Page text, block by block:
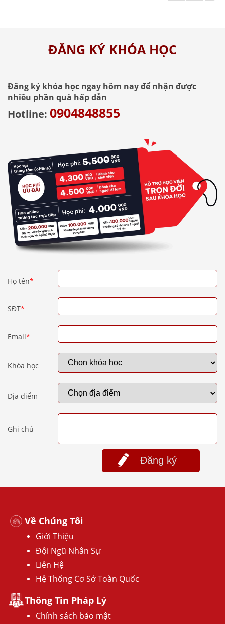
mắc qua bài viết dưới đây.
ĐĂNG KÝ KHÓA HỌC
Đăng ký khóa học ngay hôm nay để nhận được
nhiều phần quà hấp dẫn
Hotline: 0904848855
Họ tên*
SĐT*
Email*
Khóa học
Địa điểm
Ghi chú
Đăng ký
Về Chúng Tôi
Giới Thiệu
Đội Ngũ Nhân Sự
Liên Hệ
Hệ Thống Cơ Sở Toàn Quốc
Thông Tin Pháp Lý
Chính sách bảo mật